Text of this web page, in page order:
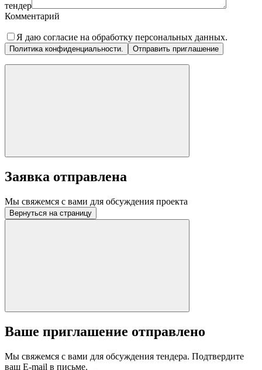
тендер
Комментарий
Я даю согласие на обработку персональных данных.
Политика конфиденциальности.
Заявка отправлена
Мы свяжемся с вами для обсуждения проекта
Вернуться на страницу
Ваше приглашение отправлено
Мы свяжемся с вами для обсуждения тендера. Подтвердите
ваш E-mail в письме.